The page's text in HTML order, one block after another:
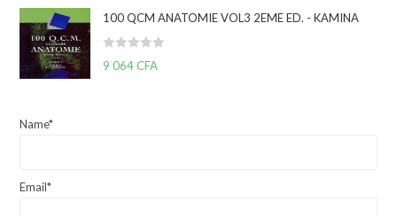
5
0
s
100 QCM ANATOMIE VOL3 2EME ED. - KAMINA
N
9 064CFA
Name*
Email*